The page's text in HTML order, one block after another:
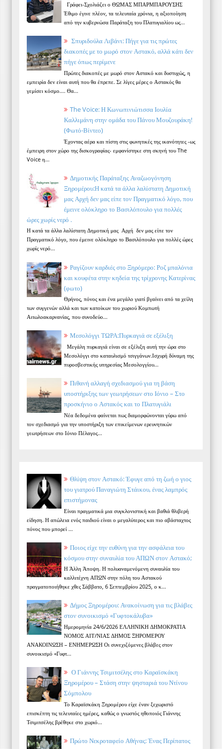
Γράφει-Σχολιάζει ο ΘΩΜΑΣ ΜΠΑΡΜΠΑΡΟΥΣΗΣ
Έθιμο έγινε πλέον, τα τελευταία χρόνια, η αξιοποίηση
από την κυβερνώσα Παράταξη του Πλατυγιαλίου ως...
Σπυριδούλα Λιβάνι: Πήγε για τις πρώτες
διακοπές με το μωρό στον Αστακό, αλλά κάτι δεν
πήγε όπως περίμενε
Πρώτες διακοπές με μωρό στον Αστακό και δυστυχώς, η
εμπειρία δεν είναι αυτή που θα έπρεπε. Σε λίγες μέρες ο Αστακός θα
γεμίσει κόσμο.... Θα...
The Voice: Η Κωνωπινιώτισσα Ιουλία
Καλλιμάνη στην ομάδα του Πάνου Μουζουράκη!
(Φωτό-Βίντεο)
Έχοντας αέρα και πίστη στις φωνητικές της ικανότητες -ως
έμπειρη στον χώρο της δισκογραφίας- εμφανίστηκε στη σκηνή του The
Voice η...
Δημοτικής Παράταξης Αναζωογόνηση
Ξηρομέρου:Η κατά τα άλλα λαλίστατη Δημοτική
μας Αρχή δεν μας είπε τον Πραγματικό λόγο, που
έμεινε ολόκληρο το Βασιλόπουλο για πολλές
ώρες χωρίς νερό .
Η κατά τα άλλα λαλίστατη Δημοτική μας Αρχή δεν μας είπε τον
Πραγματικό λόγο, που έμεινε ολόκληρο το Βασιλόπουλο για πολλές ώρες
χωρίς νερό...
Ραγίζουν καρδιές στο Ξηρόμερο: Ροζ μπαλόνια
και κουφέτα στην κηδεία της τρίχρονης Κατερίνας
(φωτο)
Θρήνος, πόνος και ένα μεγάλο γιατί βγαίνει από τα χείλη
των συγγενών αλλά και των κατοίκων του χωριού Κομπωτή
Αιτωλοακαρνανίας, που συνοδεύο...
Μεσολόγγι ΤΩΡΑ:Πυρκαγιά σε εξέλιξη
Μεγάλη πυρκαγιά είναι σε εξέλιξη αυτή την ώρα στο
Μεσολόγγι στο καταυλισμό τσιγγάνων.Ισχυρή δύναμη της
πυροσβεστικής υπηρεσίας Μεσολογγίου...
Πιθανή αλλαγή σχεδιασμού για τη βάση
υποστήριξης των γεωτρήσεων στο Ιόνιο – Στο
προσκήνιο ο Αστακός και το Πλατυγιάλι
Νέα δεδομένα φαίνεται πως διαμορφώνονται γύρω από
τον σχεδιασμό για την υποστήριξη των επικείμενων ερευνητικών
γεωτρήσεων στο Ιόνιο Πέλαγος...
Θλίψη στον Αστακό: Έφυγε από τη ζωή ο γιος
του γιατρού Παναγιώτη Στάικου, ένας λαμπρός
επιστήμονας
Είναι πραγματικά μια συγκλονιστική και βαθιά θλιβερή
είδηση. Η απώλεια ενός παιδιού είναι ο μεγαλύτερος και πιο αβάσταχτος
πόνος που μπορεί ...
Ποιος είχε την ευθύνη για την ασφάλεια του
κόσμου στην συναυλία του ΑΠΩΝ στον Αστακό;
Η Άλλη Άποψη. Η πολυαναμενόμενη συναυλία του
καλλιτέχνη ΑΠΩΝ στην πόλη του Αστακού
πραγματοποιήθηκε χθες Σάββατο, 6 Σεπτεμβρίου 2025, ο κ...
Δήμος Ξηρομέρου: Ανακοίνωση για τις βλάβες
στον συνοικισμό «Γυφτοκάλυβα»
Ημερομηνία 24/6/2026 ΕΛΛΗΝΙΚΗ ΔΗΜΟΚΡΑΤΙΑ
ΝΟΜΟΣ ΑΙΤ/ΝΙΑΣ ΔΗΜΟΣ ΞΗΡΟΜΕΡΟΥ
ΑΝΑΚΟΙΝΩΣΗ – ΕΝΗΜΕΡΩΣΗ Οι συνεχιζόμενες βλάβες στον
συνοικισμό «Γυφτ...
Ο Γιάννης Τσιμιτσέλης στο Καραϊσκάκη
Ξηρομέρου – Στάση στην ψησταριά του Ντίνου
Σόμπολου
Το Καραϊσκάκη Ξηρομέρου είχε έναν ξεχωριστό
επισκέπτη τις τελευταίες ημέρες, καθώς ο γνωστός ηθοποιός Γιάννης
Τσιμιτσέλης βρέθηκε στο χωριό...
Πρώτο Νεκροταφείο Αθήνας: Ένας Περίπατος